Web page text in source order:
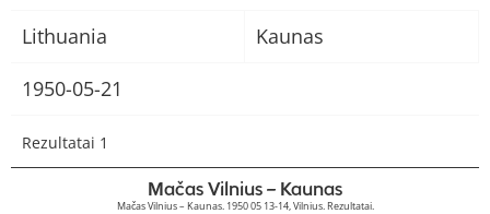
Lithuania
Kaunas
1950-05-21
Rezultatai 1
Mačas Vilnius – Kaunas
Mačas Vilnius – Kaunas. 1950 05 13-14, Vilnius. Rezultatai.